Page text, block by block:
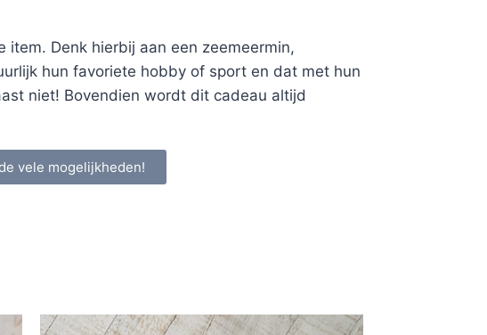
Denk hierbij aan een zeemeermin,
hun favoriete hobby of sport en dat met hun
niet! Bovendien wordt dit cadeau altijd
vele mogelijkheden!